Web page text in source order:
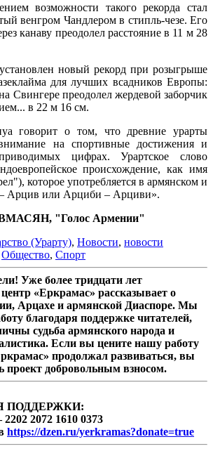
возможности такого рекорда стал
венгром Чандлером в стипль-чезе. Его
канаву преодолел расстояние в 11 м 28
новый рекорд при розыгрыше
для лучших всадников Европы:
Свингере преодолел жердевой заборчик
в 22 м 16 см.
говорит о том, что древние урарты
на спортивные достижения и
цифрах. Урартское слово
происхождение, как имя
которое употребляется в армянском и
– Арцив или Арциби – Арциви».
"Голос Армении"
(Урарту), Новости, новости
Общество, Спорт
Уже более тридцати лет
«Еркрамас» рассказывает о
Арцахе и армянской Диаспоре. Мы
благодаря поддержке читателей,
судьба армянского народа и
Если вы цените нашу работу
продолжал развиваться, вы
проект добровольным взносом.
ПОДДЕРЖКИ:
2072 1610 0373
https://dzen.ru/yerkramas?donate=true